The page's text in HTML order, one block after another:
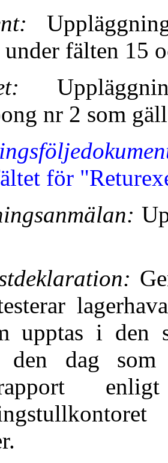
fälten 15
nr 2 som
för
upptas i den
den dag